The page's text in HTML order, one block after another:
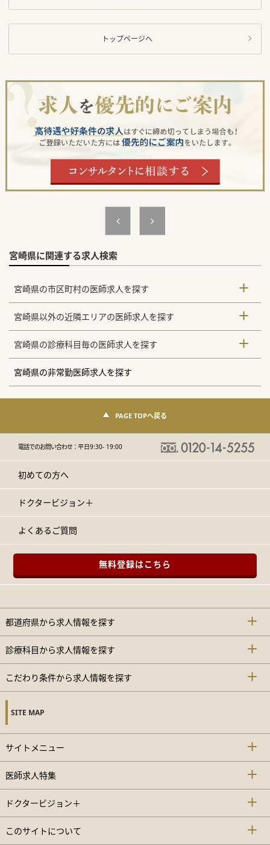
トップページへ
宮崎県に関連する求人検索
宮崎県の市区町村の医師求人を探す
宮崎県以外の近隣エリアの医師求人を探す
宮崎県の診療科目毎の医師求人を探す
宮崎県の非常勤医師求人を探す
PAGE TOPへ戻る
電話でのお問い合わせ：平日9:30- 19:00
初めての方へ
ドクタービジョン＋
よくあるご質問
無料登録はこちら
都道府県から求人情報を探す
診療科目から求人情報を探す
こだわり条件から求人情報を探す
SITE MAP
サイトメニュー
医師求人特集
ドクタービジョン＋
このサイトについて